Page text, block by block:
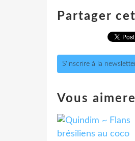
Partager
S'inscrire à la
Vous